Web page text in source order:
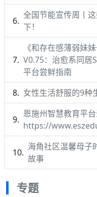
全国节能宣传周丨
下！
《和存在感薄弱妹
V0.75：治愈系同
平台尝鲜指南
女性生活舒服的9种
恩施州智慧教育平
https://
海角社区温馨母子
故事
专题